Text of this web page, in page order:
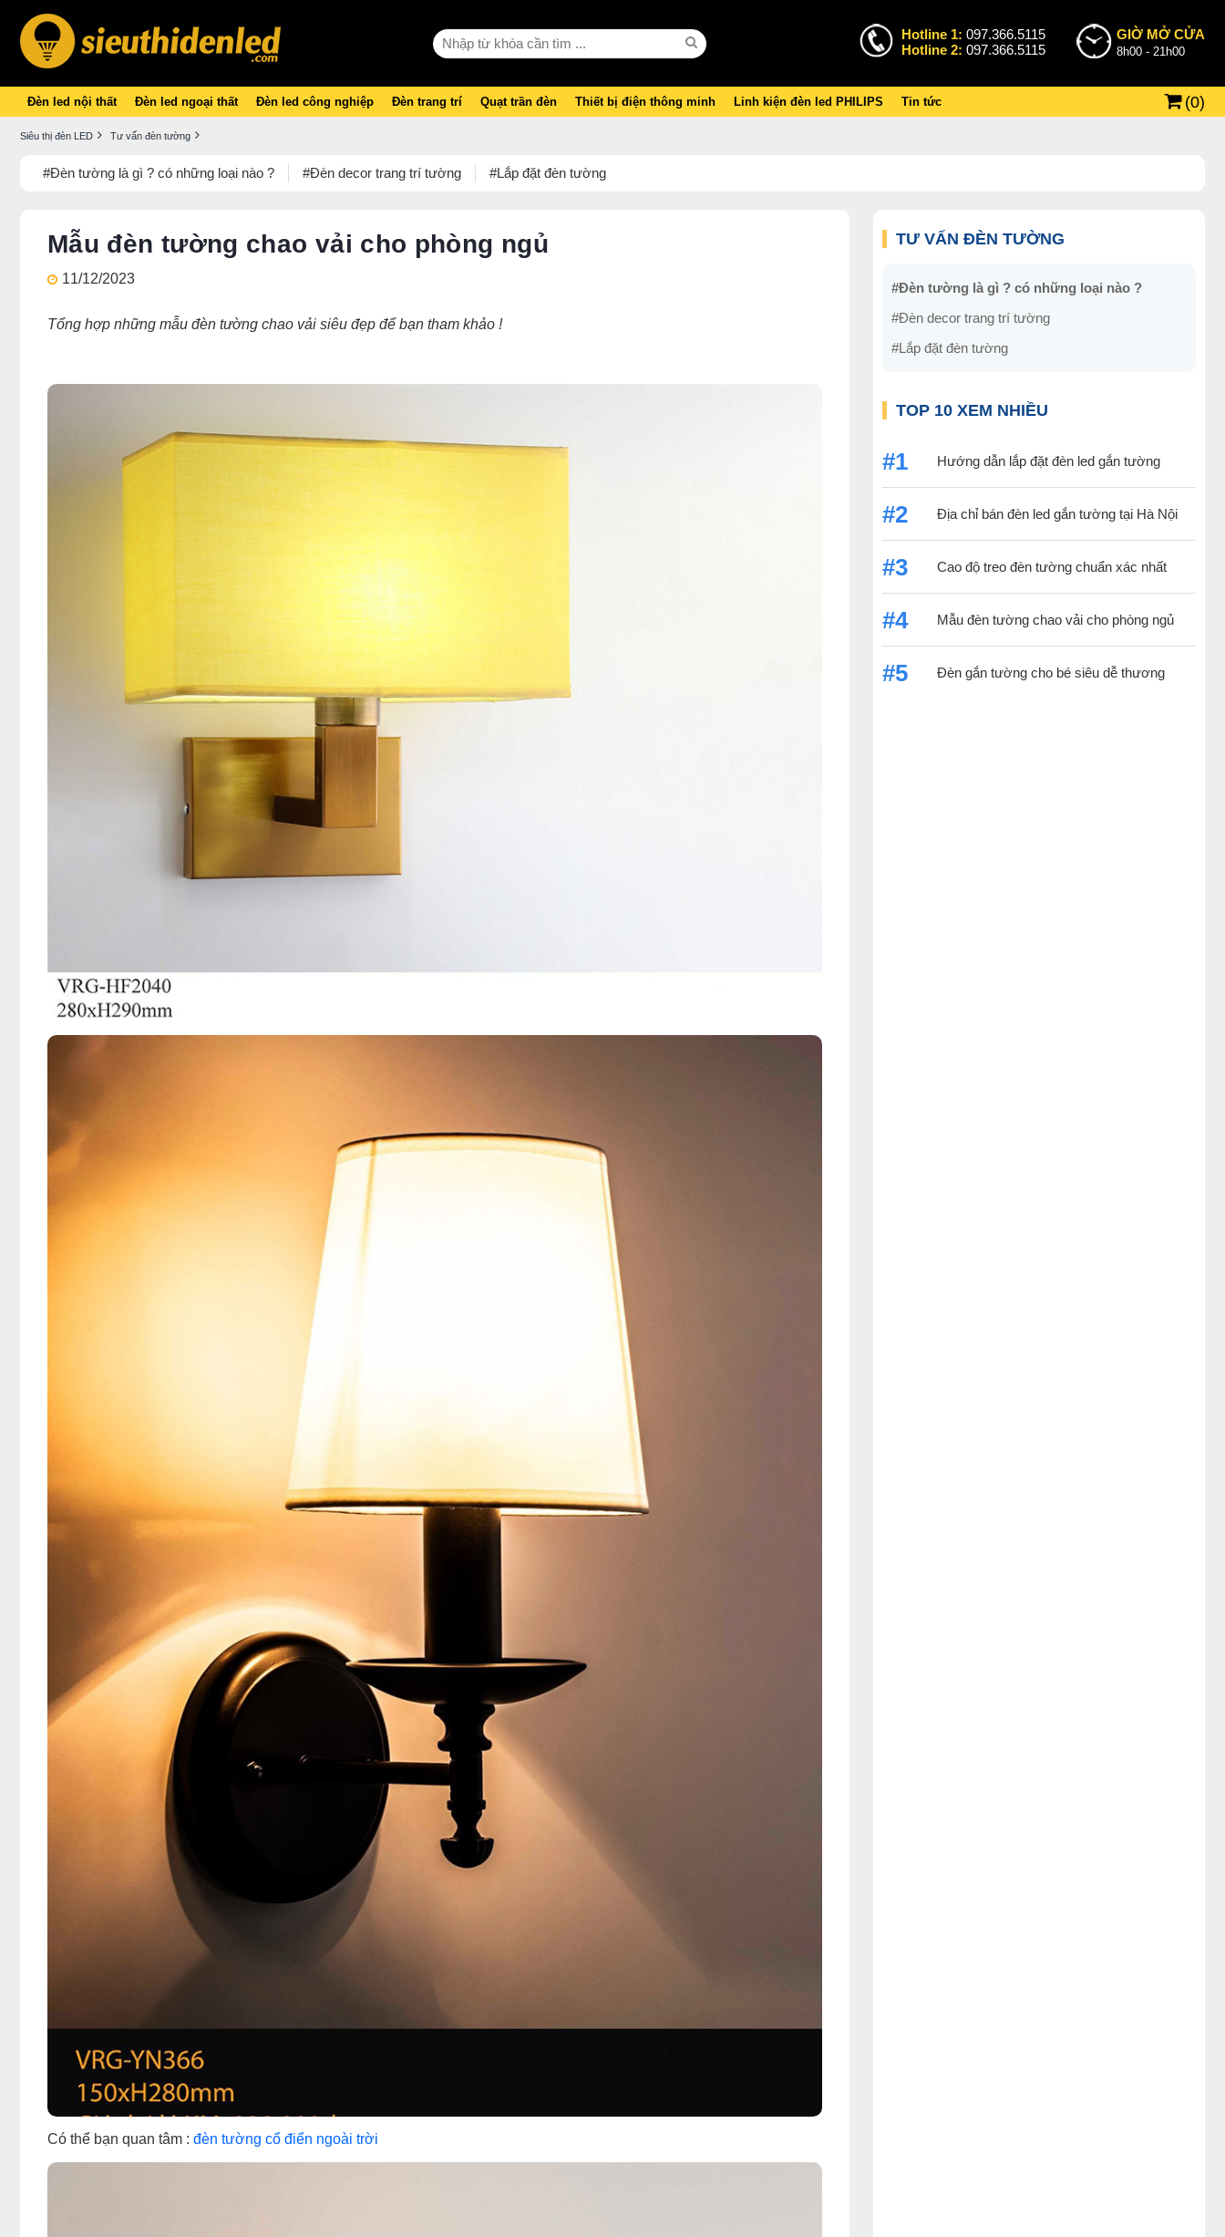
Hotline 1: 097.366.5115
Hotline 2: 097.366.5115
GIỜ MỞ CỬA
8h00 - 21h00
Đèn led nội thất Đèn led ngoại thất Đèn led công nghiệp Đèn trang trí Quạt trần đèn Thiết bị điện thông minh Linh kiện đèn led PHILIPS Tin tức (0)
Siêu thị đèn LED Tư vấn đèn tường
#Đèn tường là gì ? có những loại nào ? #Đèn decor trang trí tường #Lắp đặt đèn tường
Mẫu đèn tường chao vải cho phòng ngủ
11/12/2023
Tổng hợp những mẫu đèn tường chao vải siêu đẹp để bạn tham khảo !
Có thể bạn quan tâm : đèn tường cổ điển ngoài trời
TƯ VẤN ĐÈN TƯỜNG
#Đèn tường là gì ? có những loại nào ?
#Đèn decor trang trí tường
#Lắp đặt đèn tường
TOP 10 XEM NHIỀU
#1 Hướng dẫn lắp đặt đèn led gắn tường
#2 Địa chỉ bán đèn led gắn tường tại Hà Nội
#3 Cao độ treo đèn tường chuẩn xác nhất
#4 Mẫu đèn tường chao vải cho phòng ngủ
#5 Đèn gắn tường cho bé siêu dễ thương